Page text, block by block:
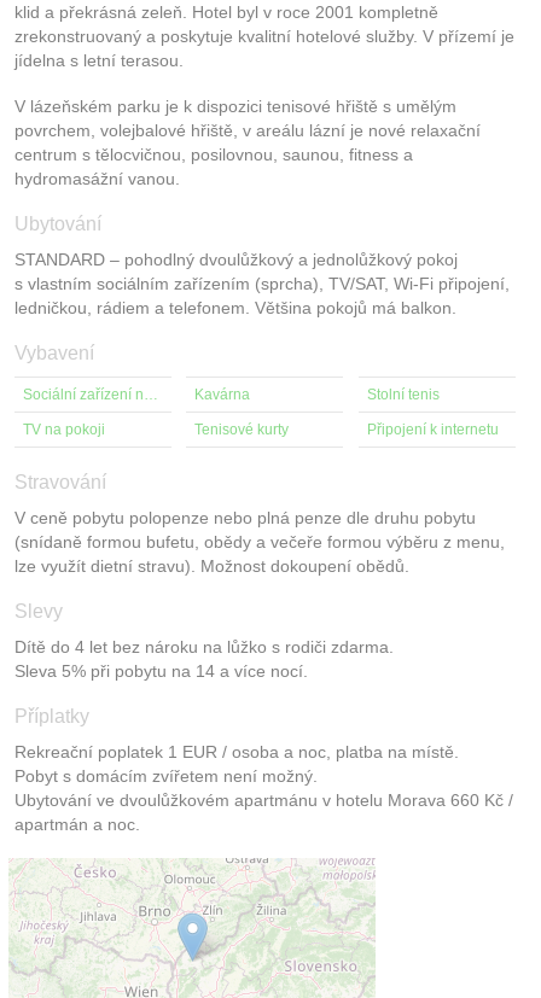
klid a překrásná zeleň. Hotel byl v roce 2001 kompletně
zrekonstruovaný a poskytuje kvalitní hotelové služby. V přízemí je
jídelna s letní terasou.
V lázeňském parku je k dispozici tenisové hřiště s umělým
povrchem, volejbalové hřiště, v areálu lázní je nové relaxační
centrum s tělocvičnou, posilovnou, saunou, fitness a
hydromasážní vanou.
Ubytování
STANDARD – pohodlný dvoulůžkový a jednolůžkový pokoj
s vlastním sociálním zařízením (sprcha), TV/SAT, Wi-Fi připojení,
ledničkou, rádiem a telefonem. Většina pokojů má balkon.
Vybavení
Sociální zařízení na pokoji Kavárna Stolní tenis
TV na pokoji Tenisové kurty Připojení k internetu
Stravování
V ceně pobytu polopenze nebo plná penze dle druhu pobytu
(snídaně formou bufetu, obědy a večeře formou výběru z menu,
lze využít dietní stravu). Možnost dokoupení obědů.
Slevy
Dítě do 4 let bez nároku na lůžko s rodiči zdarma.
Sleva 5% při pobytu na 14 a více nocí.
Příplatky
Rekreační poplatek 1 EUR / osoba a noc, platba na místě.
Pobyt s domácím zvířetem není možný.
Ubytování ve dvoulůžkovém apartmánu v hotelu Morava 660 Kč /
apartmán a noc.